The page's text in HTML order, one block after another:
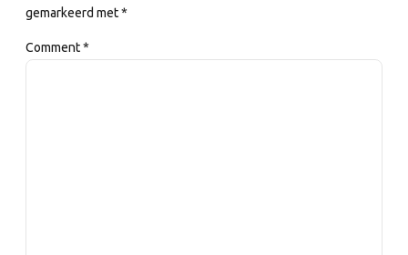
gemarkeerd met *
Comment*